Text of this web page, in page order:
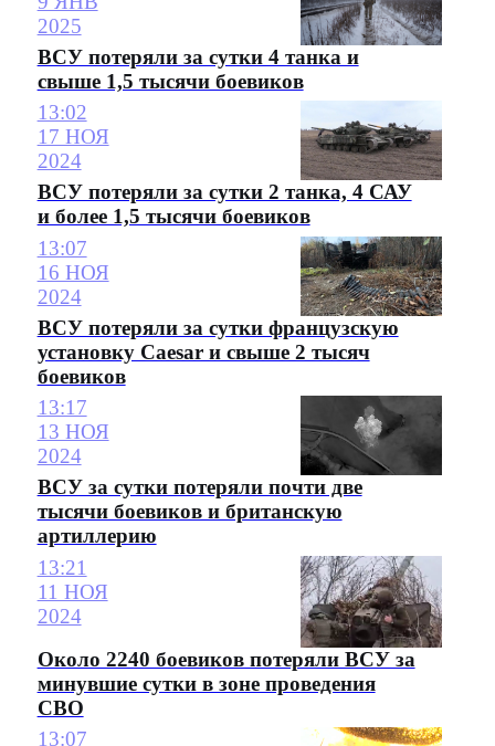
2025
ВСУ потеряли за сутки 4 танка и
свыше 1,5 тысячи боевиков
13:02
17 НОЯ
2024
ВСУ потеряли за сутки 2 танка, 4 САУ
и более 1,5 тысячи боевиков
13:07
16 НОЯ
2024
ВСУ потеряли за сутки французскую
установку Caesar и свыше 2 тысяч
боевиков
13:17
13 НОЯ
2024
ВСУ за сутки потеряли почти две
тысячи боевиков и британскую
артиллерию
13:21
11 НОЯ
2024
Около 2240 боевиков потеряли ВСУ за
минувшие сутки в зоне проведения
СВО
13:07